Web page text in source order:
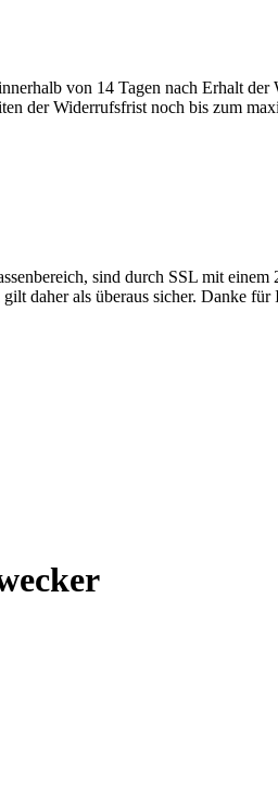
von 14 Tagen nach Erhalt
der Widerrufsfrist noch bis zum
sind durch SSL mit
daher als überaus sicher. Danke für